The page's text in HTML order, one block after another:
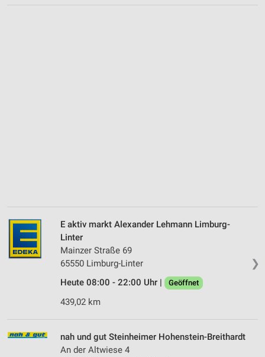
❯
E aktiv markt Alexander Lehmann Limburg-
Linter
Mainzer Straße 69
65550 Limburg-Linter
Heute 08:00 - 22:00 Uhr |
Geöffnet
439,02 km
nah und gut Steinheimer Hohenstein-Breithardt
An der Altwiese 4